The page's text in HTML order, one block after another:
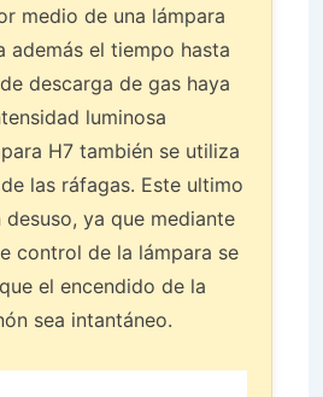
medio de una lámpara
además el tiempo hasta
descarga de gas haya
luminosa
H7 también se utiliza
las ráfagas. Este ultimo
desuso, ya que mediante
control de la lámpara se
el encendido de la
sea intantáneo.